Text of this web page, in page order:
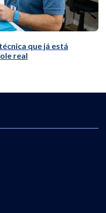
que já está
real